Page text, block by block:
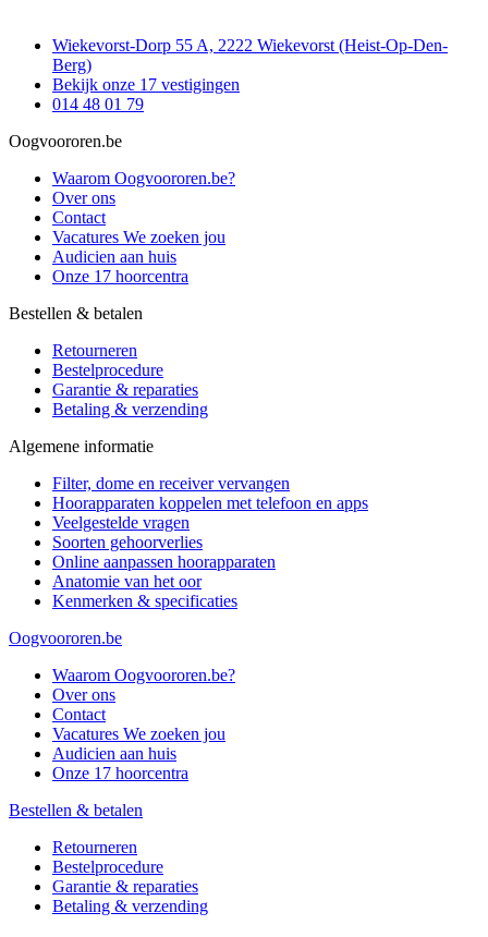
Wiekevorst-Dorp 55 A, 2222 Wiekevorst (Heist-Op-Den-
Berg)
Bekijk onze 17 vestigingen
014 48 01 79
Oogvoororen.be
Waarom Oogvoororen.be?
Over ons
Contact
Vacatures We zoeken jou
Audicien aan huis
Onze 17 hoorcentra
Bestellen & betalen
Retourneren
Bestelprocedure
Garantie & reparaties
Betaling & verzending
Algemene informatie
Filter, dome en receiver vervangen
Hoorapparaten koppelen met telefoon en apps
Veelgestelde vragen
Soorten gehoorverlies
Online aanpassen hoorapparaten
Anatomie van het oor
Kenmerken & specificaties
Oogvoororen.be
Waarom Oogvoororen.be?
Over ons
Contact
Vacatures We zoeken jou
Audicien aan huis
Onze 17 hoorcentra
Bestellen & betalen
Retourneren
Bestelprocedure
Garantie & reparaties
Betaling & verzending